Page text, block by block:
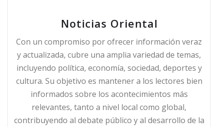
Noticias Oriental
Con un compromiso por ofrecer información veraz
y actualizada, cubre una amplia variedad de temas,
incluyendo política, economía, sociedad, deportes y
cultura. Su objetivo es mantener a los lectores bien
informados sobre los acontecimientos más
relevantes, tanto a nivel local como global,
contribuyendo al debate público y al desarrollo de la